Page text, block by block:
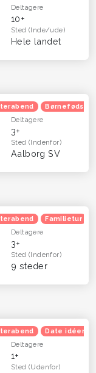
Deltagere
10+
Sted(Inde/ude)
Hele landet
Deltagere
3+
Sted(Indenfor)
Aalborg SV
Familietur
Deltagere
3+
Sted(Indenfor)
9 steder
Date idéer
Deltagere
1+
Sted(Udenfor)